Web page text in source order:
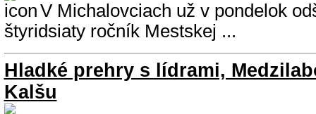
V Michalovciach už v pondelok
štyridsiaty ročník Mestskej ...
Hladké prehry s lídrami,
Kalšu